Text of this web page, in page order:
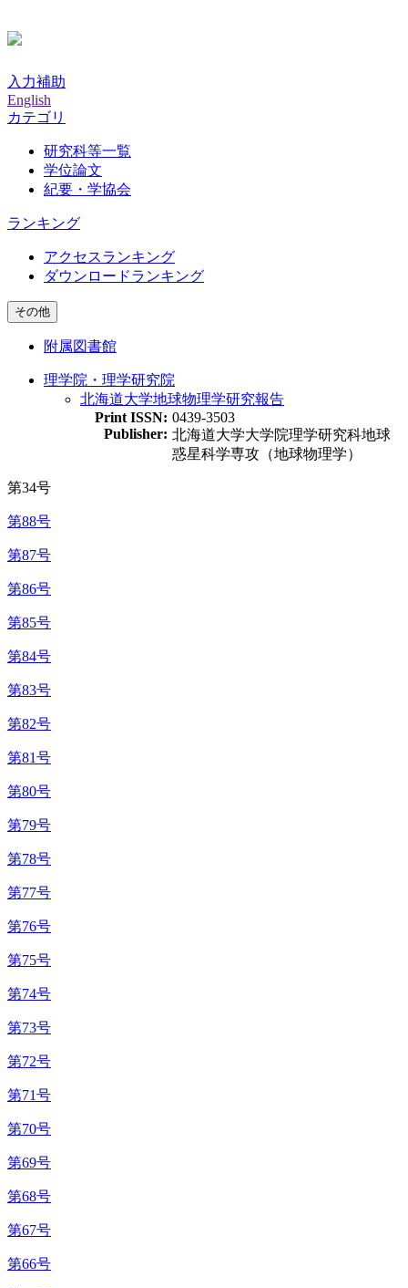
入力補助
English
カテゴリ
研究科等一覧
学位論文
紀要・学協会
ランキング
アクセスランキング
ダウンロードランキング
その他
附属図書館
理学院・理学研究院
北海道大学地球物理学研究報告
Print ISSN: 0439-3503
Publisher: 北海道大学大学院理学研究科地球
惑星科学専攻（地球物理学）
第34号
第88号
第87号
第86号
第85号
第84号
第83号
第82号
第81号
第80号
第79号
第78号
第77号
第76号
第75号
第74号
第73号
第72号
第71号
第70号
第69号
第68号
第67号
第66号